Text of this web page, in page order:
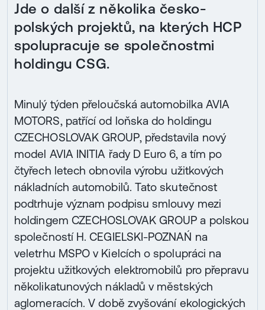
Jde o další z několika česko-
polských projektů, na kterých HCP
spolupracuje se společnostmi
holdingu CSG.
Minulý týden přeloučská automobilka AVIA
MOTORS, patřící od loňska do holdingu
CZECHOSLOVAK GROUP, představila nový
model AVIA INITIA řady D Euro 6, a tím po
čtyřech letech obnovila výrobu užitkových
nákladních automobilů. Tato skutečnost
podtrhuje význam podpisu smlouvy mezi
holdingem CZECHOSLOVAK GROUP a polskou
společností H. CEGIELSKI-POZNAŃ na
veletrhu MSPO v Kielcích o spolupráci na
projektu užitkových elektromobilů pro přepravu
několikatunových nákladů v městských
aglomeracích. V době zvyšování ekologických